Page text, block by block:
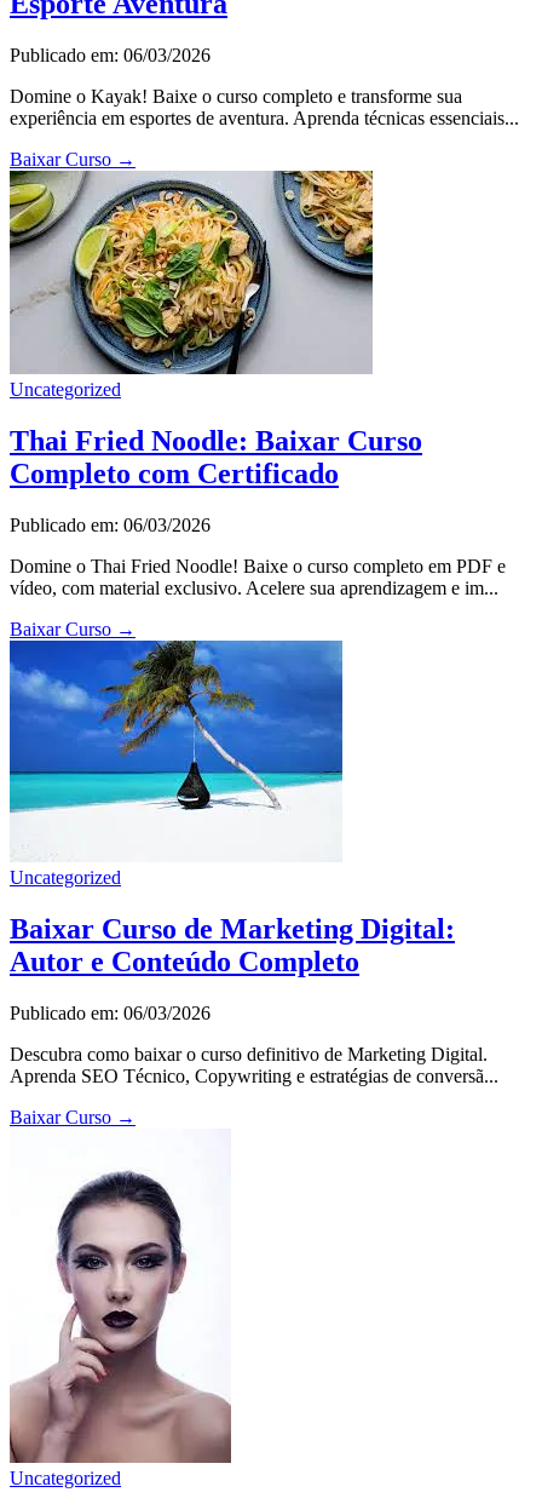
Publicado em: 06/03/2026
Domine o Kayak! Baixe o curso completo e transforme sua
experiência em esportes de aventura. Aprenda técnicas essenciais...
Baixar Curso →
Uncategorized
Thai Fried Noodle: Baixar Curso
Completo com Certificado
Publicado em: 06/03/2026
Domine o Thai Fried Noodle! Baixe o curso completo em PDF e
vídeo, com material exclusivo. Acelere sua aprendizagem e im...
Baixar Curso →
Uncategorized
Baixar Curso de Marketing Digital:
Autor e Conteúdo Completo
Publicado em: 06/03/2026
Descubra como baixar o curso definitivo de Marketing Digital.
Aprenda SEO Técnico, Copywriting e estratégias de conversã...
Baixar Curso →
Uncategorized